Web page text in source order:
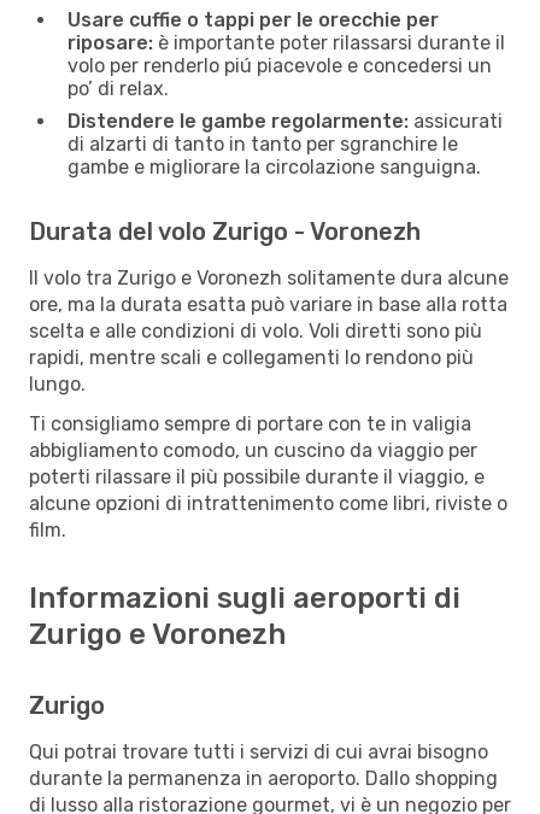
Usare cuffie o tappi per le orecchie per
riposare: è importante poter rilassarsi durante il
volo per renderlo piú piacevole e concedersi un
po’ di relax.
Distendere le gambe regolarmente: assicurati
di alzarti di tanto in tanto per sgranchire le
gambe e migliorare la circolazione sanguigna.
Durata del volo Zurigo - Voronezh
Il volo tra Zurigo e Voronezh solitamente dura alcune
ore, ma la durata esatta può variare in base alla rotta
scelta e alle condizioni di volo. Voli diretti sono più
rapidi, mentre scali e collegamenti lo rendono più
lungo.
Ti consigliamo sempre di portare con te in valigia
abbigliamento comodo, un cuscino da viaggio per
poterti rilassare il più possibile durante il viaggio, e
alcune opzioni di intrattenimento come libri, riviste o
film.
Informazioni sugli aeroporti di
Zurigo e Voronezh
Zurigo
Qui potrai trovare tutti i servizi di cui avrai bisogno
durante la permanenza in aeroporto. Dallo shopping
di lusso alla ristorazione gourmet, vi è un negozio per